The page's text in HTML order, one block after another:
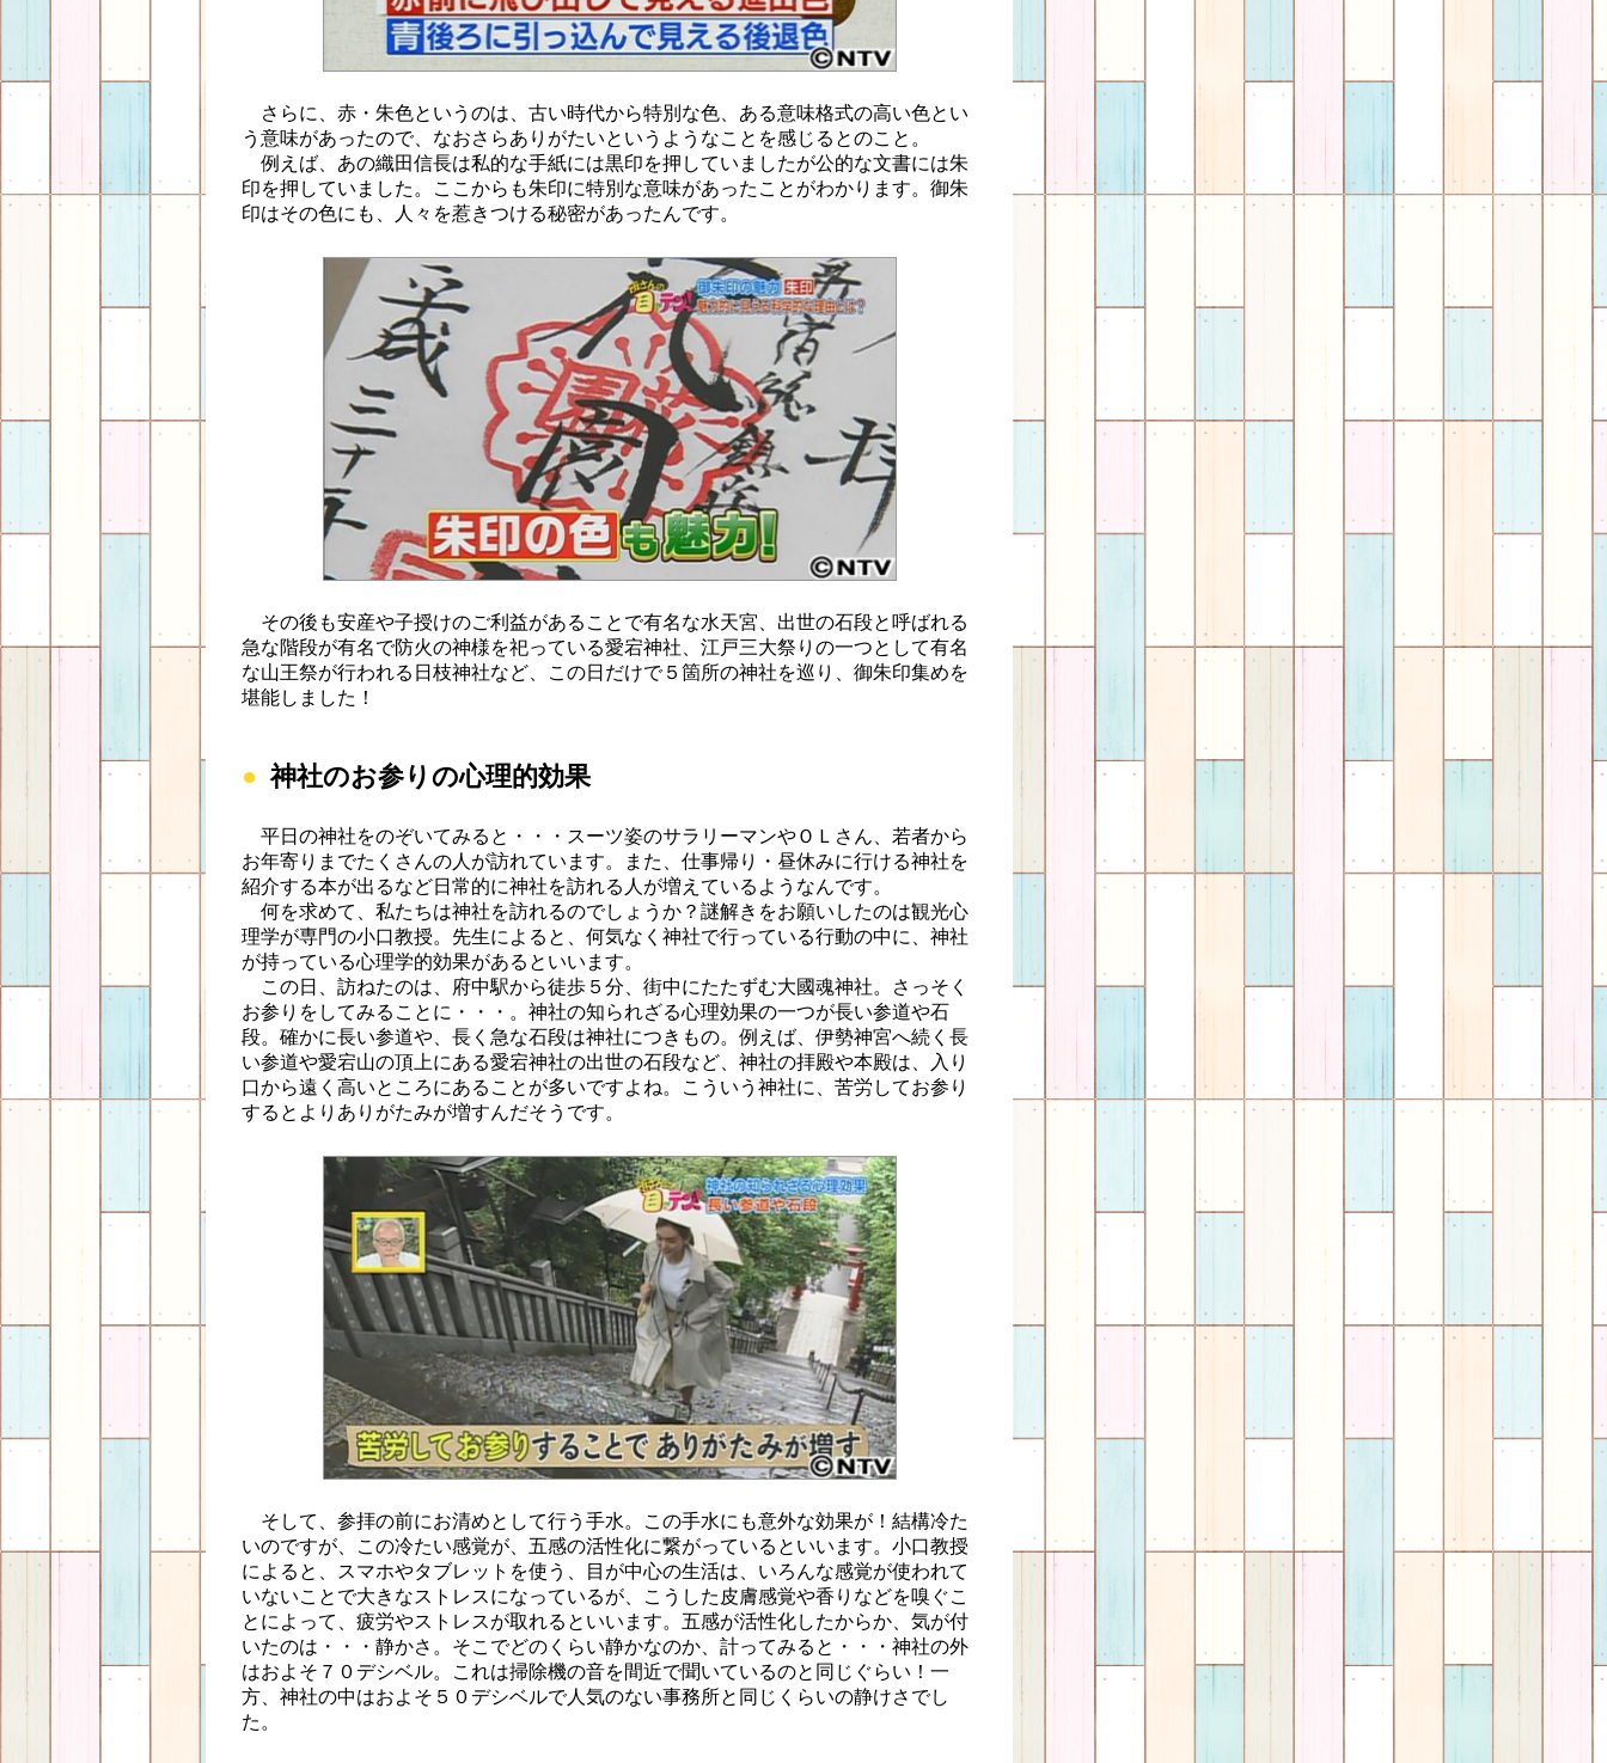
さらに、赤・朱色というのは、古い時代から特別な色、ある意味格式の高い色とい
う意味があったので、なおさらありがたいというようなことを感じるとのこと。
例えば、あの織田信長は私的な手紙には黒印を押していましたが公的な文書には朱
印を押していました。ここからも朱印に特別な意味があったことがわかります。御朱
印はその色にも、人々を惹きつける秘密があったんです。
その後も安産や子授けのご利益があることで有名な水天宮、出世の石段と呼ばれる
急な階段が有名で防火の神様を祀っている愛宕神社、江戸三大祭りの一つとして有名
な山王祭が行われる日枝神社など、この日だけで５箇所の神社を巡り、御朱印集めを
堪能しました！
神社のお参りの心理的効果
平日の神社をのぞいてみると・・・スーツ姿のサラリーマンやＯＬさん、若者から
お年寄りまでたくさんの人が訪れています。また、仕事帰り・昼休みに行ける神社を
紹介する本が出るなど日常的に神社を訪れる人が増えているようなんです。
何を求めて、私たちは神社を訪れるのでしょうか？謎解きをお願いしたのは観光心
理学が専門の小口教授。先生によると、何気なく神社で行っている行動の中に、神社
が持っている心理学的効果があるといいます。
この日、訪ねたのは、府中駅から徒歩５分、街中にたたずむ大國魂神社。さっそく
お参りをしてみることに・・・。神社の知られざる心理効果の一つが長い参道や石
段。確かに長い参道や、長く急な石段は神社につきもの。例えば、伊勢神宮へ続く長
い参道や愛宕山の頂上にある愛宕神社の出世の石段など、神社の拝殿や本殿は、入り
口から遠く高いところにあることが多いですよね。こういう神社に、苦労してお参り
するとよりありがたみが増すんだそうです。
そして、参拝の前にお清めとして行う手水。この手水にも意外な効果が！結構冷た
いのですが、この冷たい感覚が、五感の活性化に繋がっているといいます。小口教授
によると、スマホやタブレットを使う、目が中心の生活は、いろんな感覚が使われて
いないことで大きなストレスになっているが、こうした皮膚感覚や香りなどを嗅ぐこ
とによって、疲労やストレスが取れるといいます。五感が活性化したからか、気が付
いたのは・・・静かさ。そこでどのくらい静かなのか、計ってみると・・・神社の外
はおよそ７０デシベル。これは掃除機の音を間近で聞いているのと同じぐらい！一
方、神社の中はおよそ５０デシベルで人気のない事務所と同じくらいの静けさでし
た。